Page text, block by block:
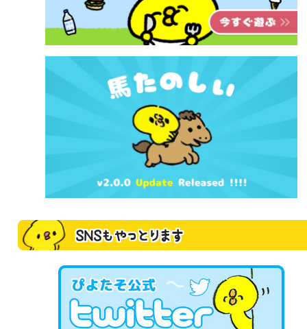
SNSもやっとります